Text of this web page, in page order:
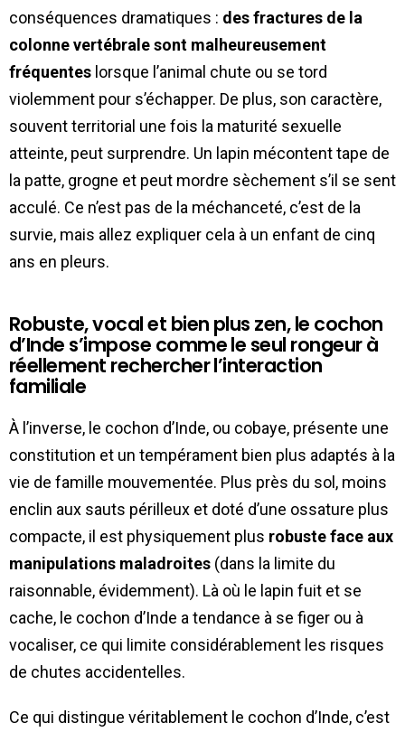
conséquences dramatiques : des fractures de la
colonne vertébrale sont malheureusement
fréquentes lorsque l’animal chute ou se tord
violemment pour s’échapper. De plus, son caractère,
souvent territorial une fois la maturité sexuelle
atteinte, peut surprendre. Un lapin mécontent tape de
la patte, grogne et peut mordre sèchement s’il se sent
acculé. Ce n’est pas de la méchanceté, c’est de la
survie, mais allez expliquer cela à un enfant de cinq
ans en pleurs.
Robuste, vocal et bien plus zen, le cochon
d’Inde s’impose comme le seul rongeur à
réellement rechercher l’interaction
familiale
À l’inverse, le cochon d’Inde, ou cobaye, présente une
constitution et un tempérament bien plus adaptés à la
vie de famille mouvementée. Plus près du sol, moins
enclin aux sauts périlleux et doté d’une ossature plus
compacte, il est physiquement plus robuste face aux
manipulations maladroites (dans la limite du
raisonnable, évidemment). Là où le lapin fuit et se
cache, le cochon d’Inde a tendance à se figer ou à
vocaliser, ce qui limite considérablement les risques
de chutes accidentelles.
Ce qui distingue véritablement le cochon d’Inde, c’est